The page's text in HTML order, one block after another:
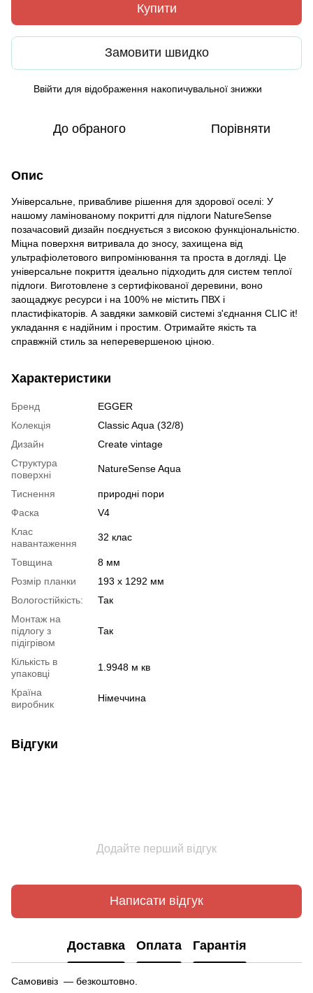
Купити
Замовити швидко
Ввійти для відображення накопичувальної знижки
До обраного Порівняти
Опис
Універсальне, привабливе рішення для здорової оселі: У
нашому ламінованому покритті для підлоги NatureSense
позачасовий дизайн поєднується з високою функціональністю.
Міцна поверхня витривала до зносу, захищена від
ультрафіолетового випромінювання та проста в догляді. Це
універсальне покриття ідеально підходить для систем теплої
підлоги. Виготовлене з сертифікованої деревини, воно
заощаджує ресурси і на 100% не містить ПВХ і
пластифікаторів. А завдяки замковій системі з'єднання CLIC it!
укладання є надійним і простим. Отримайте якість та
справжній стиль за неперевершеною ціною.
Характеристики
Бренд
EGGER
Колекція
Classic Aqua (32/8)
Дизайн
Create vintage
Структура
поверхні
NatureSense Aqua
Тиснення
природні пори
Фаска
V4
Клас
навантаження
32 клас
Товщина
8 мм
Розмір планки
193 x 1292 мм
Вологостійкість:
Так
Монтаж на
підлогу з
підігрівом
Так
Кількість в
упаковці
1.9948 м кв
Країна
виробник
Німеччина
Відгуки
Додайте перший відгук
Написати відгук
Доставка Оплата Гарантія
Самовивіз — безкоштовно.